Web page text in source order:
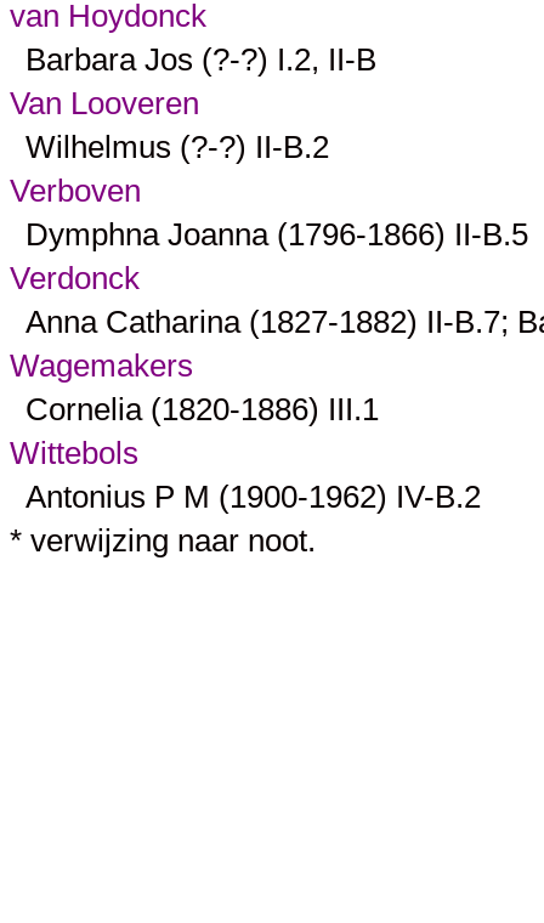
van Hoydonck
Barbara Jos (?-?) I.2, II-B
Van Looveren
Wilhelmus (?-?) II-B.2
Verboven
Dymphna Joanna (1796-1866) II-B.5
Verdonck
Anna Catharina (1827-1882) II-B.7;
Wagemakers
Cornelia (1820-1886) III.1
Wittebols
Antonius P M (1900-1962) IV-B.2
* verwijzing naar noot.